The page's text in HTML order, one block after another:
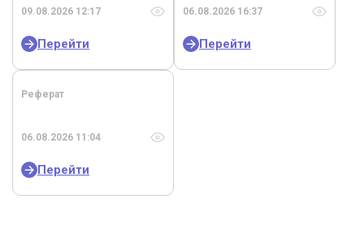
09.08.2026 12:17
Перейти
06.08.2026 16:37
Перейти
Реферат
06.08.2026 11:04
Перейти